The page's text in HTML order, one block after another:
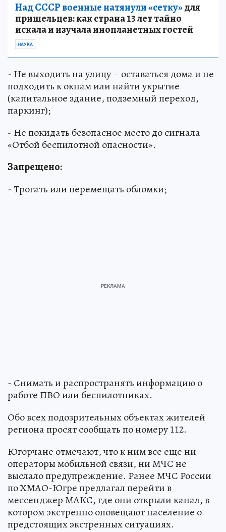
Над СССР военные натянули «сетку»для
пришельцев: как страна 13 лет тайно
искала и изучала инопланетных гостей
НАУКА
- Не выходить на улицу – оставаться дома и не
подходить к окнам или найти укрытие
(капитальное здание, подземный переход,
паркинг);
- Не покидать безопасное место до сигнала
«Отбой беспилотной опасности».
Запрещено:
- Трогать или перемещать обломки;
- Снимать и распространять информацию о
работе ПВО или беспилотниках.
Обо всех подозрительных объектах жителей
региона просят сообщать по номеру 112.
Югорчане отмечают, что к ним все еще ни
операторы мобильной связи, ни МЧС не
выслало предупреждение. Ранее МЧС России
по ХМАО-Югре предлагал перейти в
мессенджер МАКС, где они открыли канал, в
котором экстренно оповещают население о
предстоящих экстренных ситуациях.